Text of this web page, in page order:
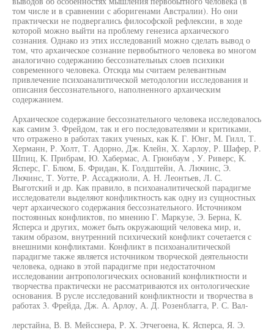
том числе и в сравнении с аборигенами Австралии). Но они
практически не подвергались философской рефлексии, в ходе
которой можно выйти на проблему генезиса архаического
сознания. Однако из этих исследований можно сделать вывод о
том, что архаическое сознание первобытного человека во многом
аналогично содержанию бессознательных слоев психики
современного человека. Отсюда мы считаем релевантным
привлечение психоаналитической методологии исследования и
описания бессознательного, наполненного архаическим
содержанием.
Архаическое содержание бессознательного человека исследовалось
как самим 3. Фрейдом, так и его последователями и критиками,
что отражено в работах таких ученых, как К. Г. Юнг, М. Гилл, Т.
Херманн, Р. Холт, Т. Адорно, Дж. Клейн, X. Харлоу, Р. Шафер, Р.
Шпиц, К. Прибрам, Ю. Хабермас, А. Грюнбаум , У. Риверс, К.
Ясперс, Г. Блюм, Б. Фридан, К. Голдштейн, А. Лючинс, Э.
Лючинс, Т. Уотте, Р. Ассаджиоли, А. Н. Леонтьев, Л. С.
Выготский и др. Как правило, в психоаналитической парадигме
исследователи выделяют конфликтность как одну из сущностных
черт архаического содержания бессознательного. Источником
постоянных конфликтов, по мнению Г. Маркузе, Э. Берна, К.
Ясперса и других, может быть окружающий человека мир, и,
таким образом, внутренний психический конфликт сочетается с
внешними конфликтами. Конфликт в психоаналитической
парадигме также является источником творческой деятельности
человека, однако в этой парадигме при недостаточном
исследовании антропологических оснований конфликтности и
творчества практически не рассматриваются их онтологические
основания. В русле исследований конфликтности и творчества в
работах 3. Фрейда, Дж. А. Арлоу, А. Д. Розенблагга, Р. С. Вал-
лерстайна, В. В. Мейсснера, Р. X. Этчегоена, К. Ясперса, Я. Э.